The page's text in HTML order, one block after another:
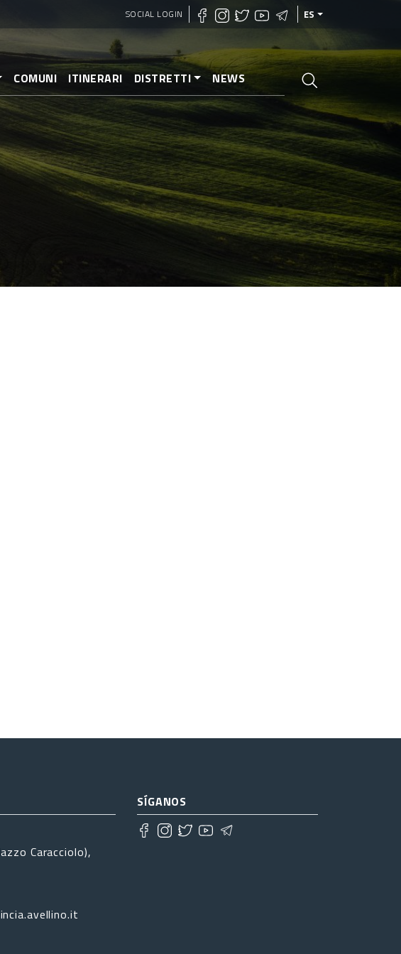
SOCIAL LOGIN ES
COMUNI ITINERARI DISTRETTI NEWS
Caracciolo),
SÍGANOS